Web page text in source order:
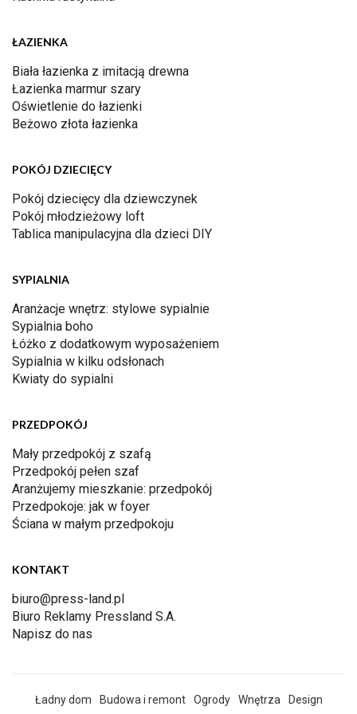
ŁAZIENKA
Biała łazienka z imitacją drewna
Łazienka marmur szary
Oświetlenie do łazienki
Beżowo złota łazienka
POKÓJ DZIECIĘCY
Pokój dziecięcy dla dziewczynek
Pokój młodzieżowy loft
Tablica manipulacyjna dla dzieci DIY
SYPIALNIA
Aranżacje wnętrz: stylowe sypialnie
Sypialnia boho
Łóżko z dodatkowym wyposażeniem
Sypialnia w kilku odsłonach
Kwiaty do sypialni
PRZEDPOKÓJ
Mały przedpokój z szafą
Przedpokój pełen szaf
Aranżujemy mieszkanie: przedpokój
Przedpokoje: jak w foyer
Ściana w małym przedpokoju
KONTAKT
biuro@press-land.pl
Biuro Reklamy Pressland S.A.
Napisz do nas
Ładny dom Budowa i remont Ogrody Wnętrza
Design